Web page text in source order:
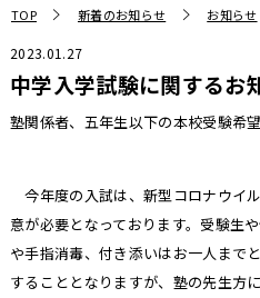
TOP 新着のお知らせ お知らせ
2023.01.27
中学入学試験に関するお
塾関係者、五年生以下の本校受験希
今年度の入試は、新型コロナウイ
意が必要となっております。受験生
や手指消毒、付き添いはお一人まで
することとなりますが、塾の先生方